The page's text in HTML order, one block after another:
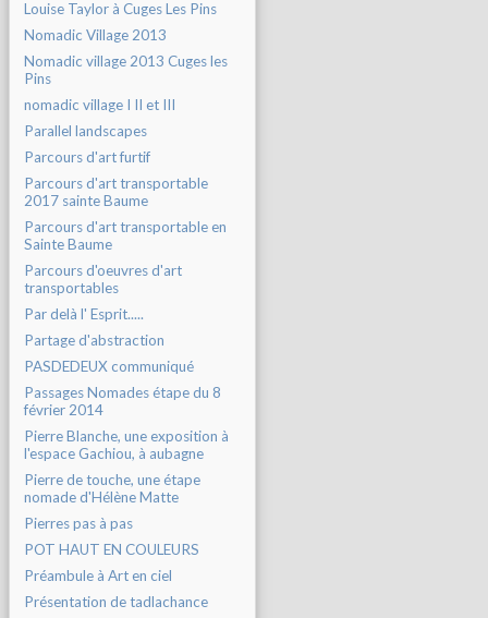
Louise Taylor à Cuges Les Pins
Nomadic Village 2013
Nomadic village 2013 Cuges les
Pins
nomadic village I II et III
Parallel landscapes
Parcours d'art furtif
Parcours d'art transportable
2017 sainte Baume
Parcours d'art transportable en
Sainte Baume
Parcours d'oeuvres d'art
transportables
Par delà l' Esprit.....
Partage d'abstraction
PASDEDEUX communiqué
Passages Nomades étape du 8
février 2014
Pierre Blanche, une exposition à
l'espace Gachiou, à aubagne
Pierre de touche, une étape
nomade d'Hélène Matte
Pierres pas à pas
POT HAUT EN COULEURS
Préambule à Art en ciel
Présentation de tadlachance